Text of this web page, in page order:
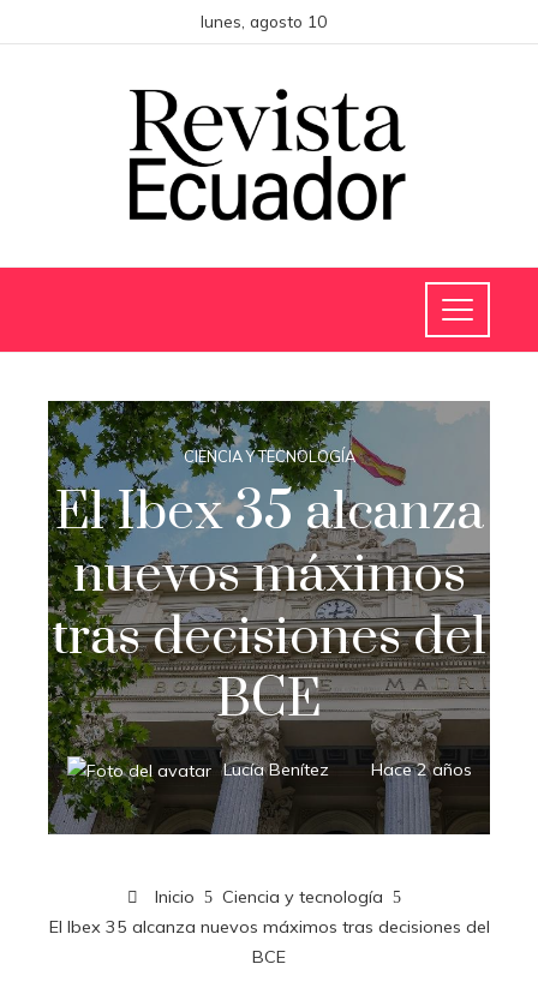
lunes, agosto 10
CIENCIA Y TECNOLOGÍA
El Ibex 35 alcanza
nuevos máximos
tras decisiones del
BCE
Lucía Benítez Hace 2 años
Inicio
Ciencia y tecnología
El Ibex 35 alcanza nuevos máximos tras decisiones del
BCE